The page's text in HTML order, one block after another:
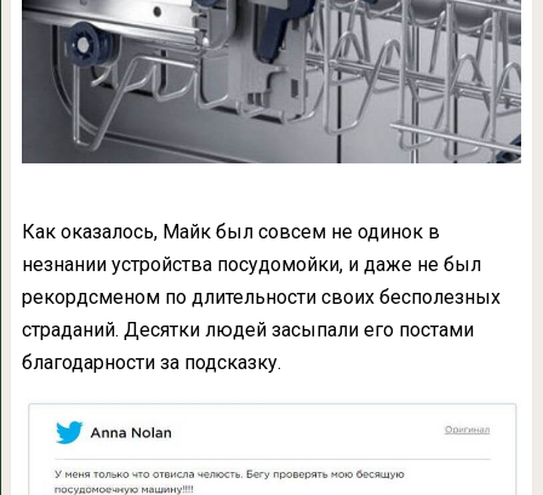
Как оказалось, Майк был совсем не одинок в
незнании устройства посудомойки, и даже не был
рекордсменом по длительности своих бесполезных
страданий. Десятки людей засыпали его постами
благодарности за подсказку.